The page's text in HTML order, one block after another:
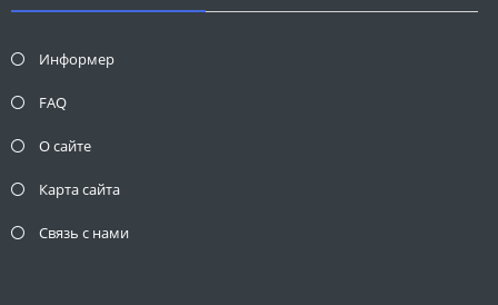
Информер
FAQ
О сайте
Карта сайта
Связь с нами